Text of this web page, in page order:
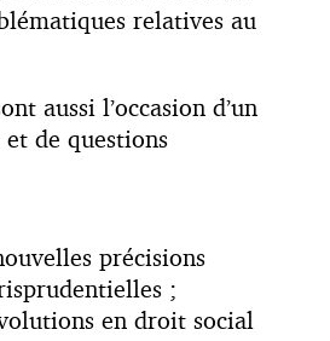
relatives au
aussi l’occasion d’un
et de questions
précisions
;
en droit social